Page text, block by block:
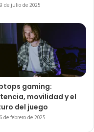
de julio de 2025
gaming:
movilidad y el
del juego
de febrero de 2025